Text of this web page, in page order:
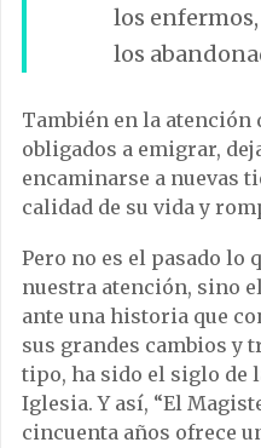
los
los
También en la atención
obligados a emigrar,
encaminarse a nuevas
calidad de su vida y
Pero no es el pasado lo
nuestra atención, sino
ante una historia que
sus grandes cambios y
tipo, ha sido el siglo de
Iglesia. Y así, “El
cincuenta años ofrece